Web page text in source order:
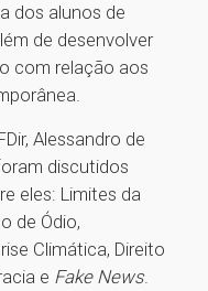
dos alunos de
de desenvolver
com relação aos
Alessandro de
discutidos
eles: Limites da
de Ódio,
Climática, Direito
e Fake News.